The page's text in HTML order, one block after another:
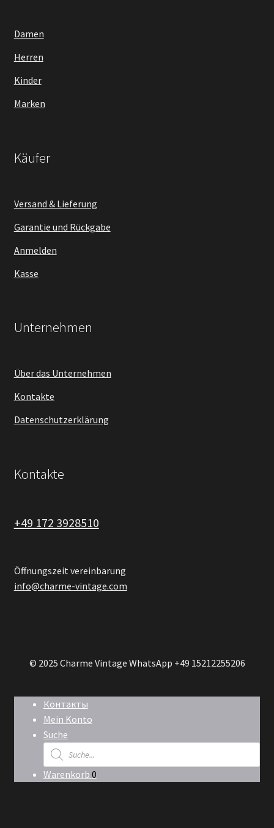
Damen
Herren
Kinder
Marken
Käufer
Versand & Lieferung
Garantie und Rückgabe
Anmelden
Kasse
Unternehmen
Über das Unternehmen
Kontakte
Datenschutzerklärung
Kontakte
+49 172 3928510
Öffnungszeit vereinbarung
info@charme-vintage.com
© 2025 Charme Vintage WhatsApp +49 15212255206
Контакты
Mein Konto
Suche
Products
search
Warenkorb 0